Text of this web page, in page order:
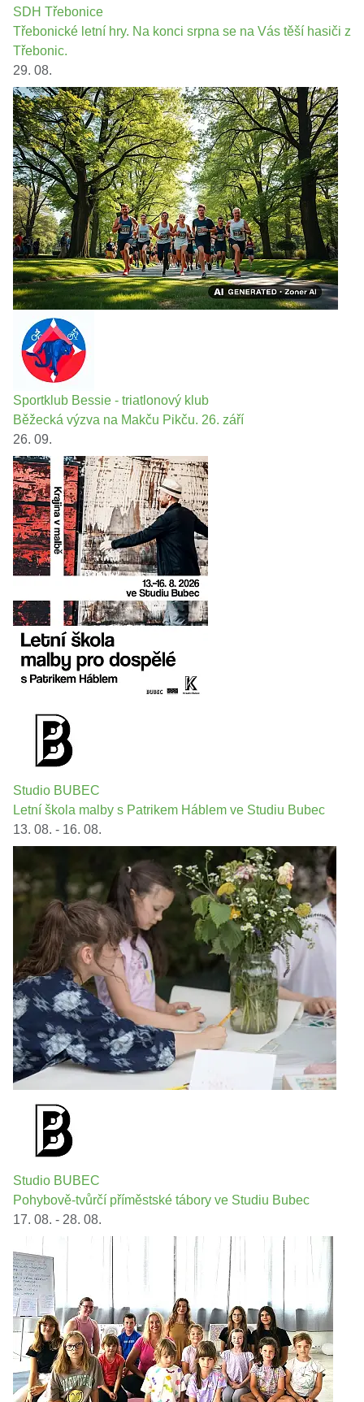
SDH Třebonice
Třebonické letní hry. Na konci srpna se na Vás těší hasiči z
Třebonic.
29. 08.
Sportklub Bessie - triatlonový klub
Běžecká výzva na Makču Pikču. 26. září
26. 09.
Studio BUBEC
Letní škola malby s Patrikem Háblem ve Studiu Bubec
13. 08. - 16. 08.
Studio BUBEC
Pohybově-tvůrčí příměstské tábory ve Studiu Bubec
17. 08. - 28. 08.